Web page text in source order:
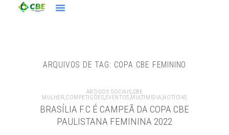
ARQUIVOS DE TAG: COPA CBE FEMININO
ARTIGOS SOCIAIS,CBE
MULHER,COMPETIÇÕES, EVENTOS,MULTIMÍDIA,NOTÍCIAS
BRASÍLIA F.C É CAMPEÃ DA COPA CBE
PAULISTANA FEMININA 2022